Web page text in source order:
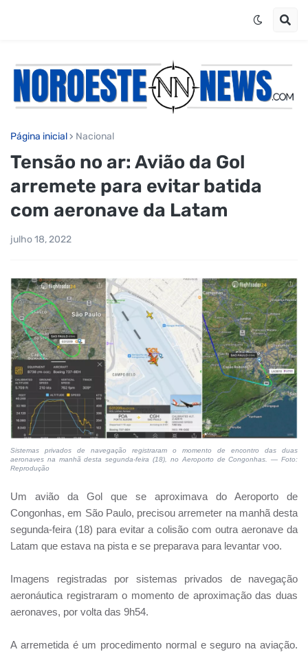
Página inicial Nacional
Tensão no ar: Avião da Gol
arremete para evitar batida
com aeronave da Latam
julho 18, 2022
Sistemas privados de navegação registraram o momento de encontro das duas
aeronaves na manhã desta segunda-feira (18), no Aeroporto de Congonhas. — Foto:
Reprodução
Um avião da Gol que se aproximava do Aeroporto de
Congonhas, em São Paulo, precisou arremeter na manhã desta
segunda-feira (18) para evitar a colisão com outra aeronave da
Latam que estava na pista e se preparava para levantar voo.
Imagens registradas por sistemas privados de navegação
aeronáutica registraram o momento de aproximação das duas
aeronaves, por volta das 9h54.
A arremetida é um procedimento normal e seguro na aviação.